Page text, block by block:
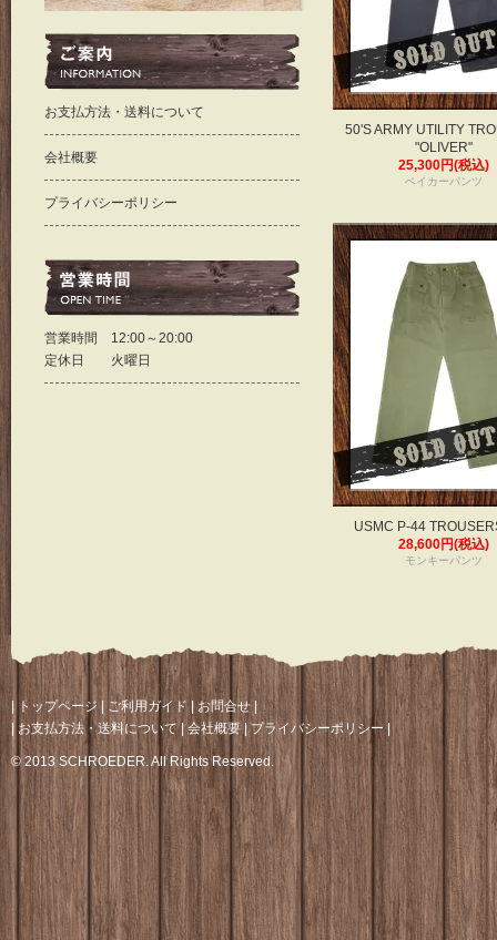
50'S ARMY UTILITY
"OLIVER"
25,300円(税込)
ベイカーパンツ
USMC P-44
28,600円(税込)
モンキーパンツ
お支払方法・送料について
会社概要
プライバシーポリシー
営業時間 12:00～20:00
定休日 火曜日
トップページ ご利用ガイド| お問合せ|
お支払方法・送料について|会社概要|プライバシーポリシー|
© 2013 SCHROEDER. All Rights Reserved.